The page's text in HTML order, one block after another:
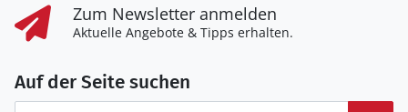
Zum Newsletter anmelden
Aktuelle Angebote & Tipps erhalten.
Auf der Seite suchen